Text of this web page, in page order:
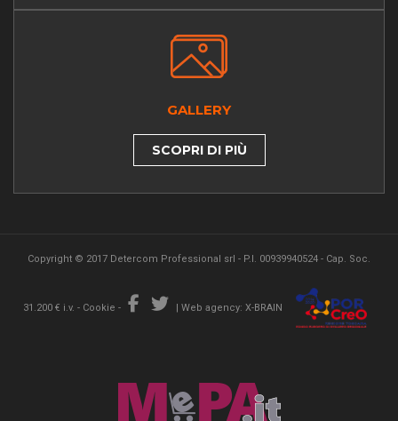
GALLERY
SCOPRI DI PIÙ
Copyright © 2017 Detercom Professional srl - P.I. 00939940524 - Cap. Soc.
31.200 € i.v. - Cookie - | Web agency: X-BRAIN